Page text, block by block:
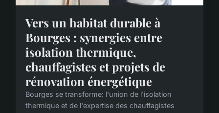
Vers un habitat durable à
Bourges : synergies entre
isolation thermique,
chauffagistes et projets de
rénovation énergétique
Bourges se transforme: l'union de l'isolation
thermique et de l'expertise des chauffagistes